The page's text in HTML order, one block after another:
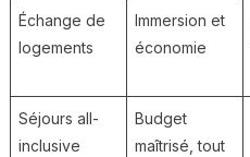
Échange de
logements
Immersion et
économie
Séjours all-
inclusive
Budget
maîtrisé, tout